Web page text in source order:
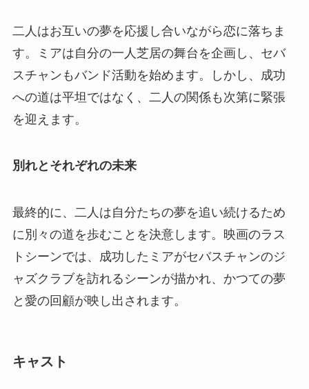
二人はお互いの夢を応援し合いながら恋に落ちま
す。ミアは自分の一人芝居の舞台を企画し、セバ
スチャンもバンド活動を始めます。しかし、成功
への道は平坦ではなく、二人の関係も次第に緊張
を迎えます。
別れとそれぞれの未来
最終的に、二人は自分たちの夢を追い続けるため
に別々の道を歩むことを決意します。映画のラス
トシーンでは、成功したミアがセバスチャンのジ
ャズクラブを訪れるシーンが描かれ、かつての夢
と愛の回顧が映し出されます。
キャスト